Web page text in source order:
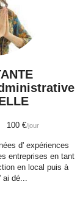
€/jour
d' expériences
entreprises en tant
en local puis à
ai dé...